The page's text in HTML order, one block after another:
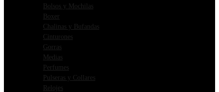
Bolsos y Mochilas
Boxer
Chalinas y Bufandas
Cinturones
Gorras
Medias
Perfumes
Pulseras y Collares
Relojes